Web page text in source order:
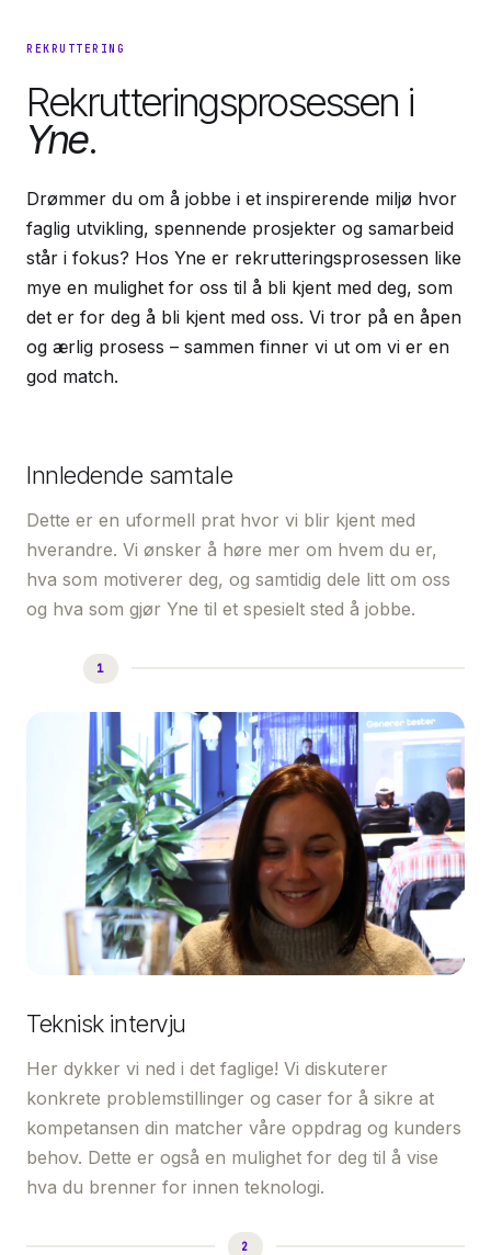
REKRUTTERING
Rekrutteringsprosessen i
Yne.
Drømmer du om å jobbe i et inspirerende miljø hvor
faglig utvikling, spennende prosjekter og samarbeid
står i fokus? Hos Yne er rekrutteringsprosessen like
mye en mulighet for oss til å bli kjent med deg, som
det er for deg å bli kjent med oss. Vi tror på en åpen
og ærlig prosess – sammen finner vi ut om vi er en
god match.
Innledende samtale
Dette er en uformell prat hvor vi blir kjent med
hverandre. Vi ønsker å høre mer om hvem du er,
hva som motiverer deg, og samtidig dele litt om oss
og hva som gjør Yne til et spesielt sted å jobbe.
1
Teknisk intervju
Her dykker vi ned i det faglige! Vi diskuterer
konkrete problemstillinger og caser for å sikre at
kompetansen din matcher våre oppdrag og kunders
behov. Dette er også en mulighet for deg til å vise
hva du brenner for innen teknologi.
2